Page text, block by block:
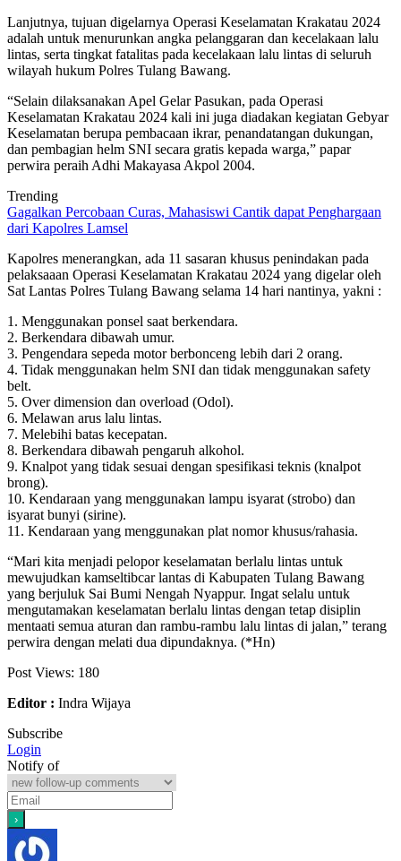
Lanjutnya, tujuan digelarnya Operasi Keselamatan Krakatau 2024
adalah untuk menurunkan angka pelanggaran dan kecelakaan lalu
lintas, serta tingkat fatalitas pada kecelakaan lalu lintas di seluruh
wilayah hukum Polres Tulang Bawang.
“Selain dilaksanakan Apel Gelar Pasukan, pada Operasi
Keselamatan Krakatau 2024 kali ini juga diadakan kegiatan Gebyar
Keselamatan berupa pembacaan ikrar, penandatangan dukungan,
dan pembagian helm SNI secara gratis kepada warga,” papar
perwira peraih Adhi Makayasa Akpol 2004.
Trending
Gagalkan Percobaan Curas, Mahasiswi Cantik dapat Penghargaan
dari Kapolres Lamsel
Kapolres menerangkan, ada 11 sasaran khusus penindakan pada
pelaksaaan Operasi Keselamatan Krakatau 2024 yang digelar oleh
Sat Lantas Polres Tulang Bawang selama 14 hari nantinya, yakni :
1. Menggunakan ponsel saat berkendara.
2. Berkendara dibawah umur.
3. Pengendara sepeda motor berbonceng lebih dari 2 orang.
4. Tidak menggunakan helm SNI dan tidak menggunakan safety
belt.
5. Over dimension dan overload (Odol).
6. Melawan arus lalu lintas.
7. Melebihi batas kecepatan.
8. Berkendara dibawah pengaruh alkohol.
9. Knalpot yang tidak sesuai dengan spesifikasi teknis (knalpot
brong).
10. Kendaraan yang menggunakan lampu isyarat (strobo) dan
isyarat bunyi (sirine).
11. Kendaraan yang menggunakan plat nomor khusus/rahasia.
“Mari kita menjadi pelopor keselamatan berlalu lintas untuk
mewujudkan kamseltibcar lantas di Kabupaten Tulang Bawang
yang berjuluk Sai Bumi Nengah Nyappur. Ingat selalu untuk
mengutamakan keselamatan berlalu lintas dengan tetap disiplin
mentaati semua aturan dan rambu-rambu lalu lintas di jalan,” terang
perwira dengan melati dua dipundaknya. (*Hn)
Post Views: 180
Editor : Indra Wijaya
Subscribe
Login
Notify of